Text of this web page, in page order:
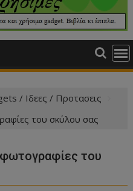
/ Ιδεες / Προτασεις
του σκύλου σας
του